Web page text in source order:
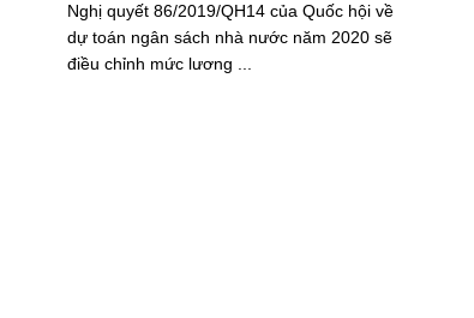
Nghị quyết 86/2019/QH14 của Quốc hội về
dự toán ngân sách nhà nước năm 2020 sẽ
điều chỉnh mức lương ...